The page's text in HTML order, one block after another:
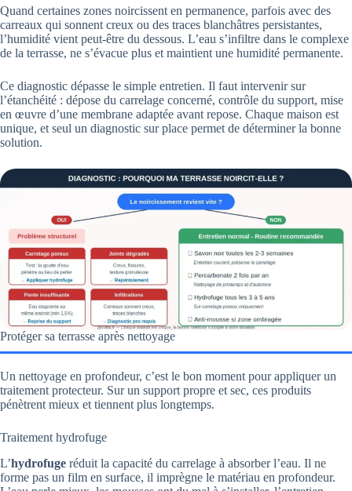
Quand certaines zones noircissent en permanence, parfois avec des
carreaux qui sonnent creux ou des traces blanchâtres persistantes,
l’humidité vient peut-être du dessous. L’eau s’infiltre dans le complexe
de la terrasse, ne s’évacue plus et maintient une humidité permanente.
Ce diagnostic dépasse le simple entretien. Il faut intervenir sur
l’étanchéité : dépose du carrelage concerné, contrôle du support, mise
en œuvre d’une membrane adaptée avant repose. Chaque maison est
unique, et seul un diagnostic sur place permet de déterminer la bonne
solution.
Protéger sa terrasse après nettoyage
Un nettoyage en profondeur, c’est le bon moment pour appliquer un
traitement protecteur. Sur un support propre et sec, ces produits
pénètrent mieux et tiennent plus longtemps.
Traitement hydrofuge
L’hydrofuge réduit la capacité du carrelage à absorber l’eau. Il ne
forme pas un film en surface, il imprègne le matériau en profondeur.